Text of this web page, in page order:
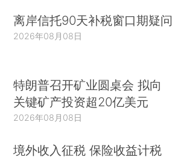
离岸信托90天补税窗口期疑问
2026年08月08日
特朗普召开矿业圆桌会 拟向
关键矿产投资超20亿美元
2026年08月08日
境外收入征税 保险收益计税